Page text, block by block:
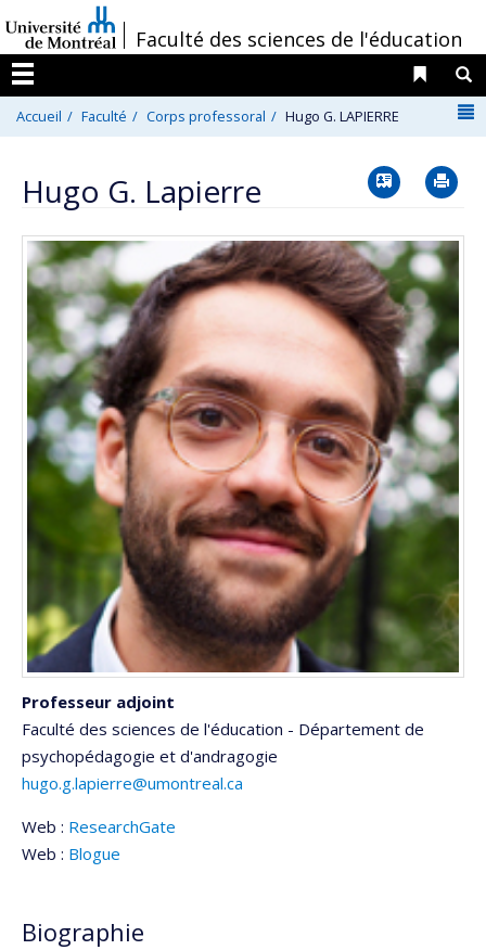
au
contenu
/Faculté des sciences de l'éducation
Menu
Liens
Accueil Faculté Corps professoral Hugo G. LAPIERRE
Hugo G. Lapierre Vcard
Professeur adjoint
Faculté des sciences de l'éducation - Département de
psychopédagogie et d'andragogie
hugo.g.lapierre@umontreal.ca
Web : ResearchGate
Web : Blogue
Biographie